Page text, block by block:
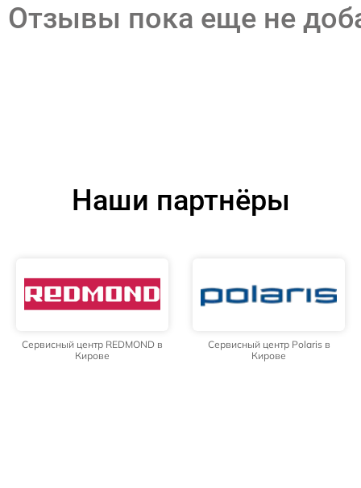
Отзывы пока еще не
Наши партнёры
Сервисный центр REDMOND в
Кирове
Сервисный центр Polaris в
Кирове